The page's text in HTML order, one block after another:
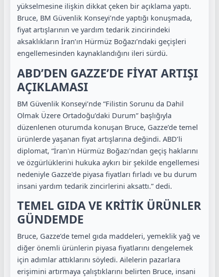
yükselmesine ilişkin dikkat çeken bir açıklama yaptı.
Bruce, BM Güvenlik Konseyi’nde yaptığı konuşmada,
fiyat artışlarının ve yardım tedarik zincirindeki
aksaklıkların İran’ın Hürmüz Boğazı’ndaki geçişleri
engellemesinden kaynaklandığını ileri sürdü.
ABD’DEN GAZZE’DE FİYAT ARTIŞI
AÇIKLAMASI
BM Güvenlik Konseyi’nde “Filistin Sorunu da Dahil
Olmak Üzere Ortadoğu’daki Durum” başlığıyla
düzenlenen oturumda konuşan Bruce, Gazze’de temel
ürünlerde yaşanan fiyat artışlarına değindi. ABD’li
diplomat, “İran'ın Hürmüz Boğazı'ndan geçiş haklarını
ve özgürlüklerini hukuka aykırı bir şekilde engellemesi
nedeniyle Gazze'de piyasa fiyatları fırladı ve bu durum
insani yardım tedarik zincirlerini aksattı.” dedi.
TEMEL GIDA VE KRİTİK ÜRÜNLER
GÜNDEMDE
Bruce, Gazze’de temel gıda maddeleri, yemeklik yağ ve
diğer önemli ürünlerin piyasa fiyatlarını dengelemek
için adımlar attıklarını söyledi. Ailelerin pazarlara
erişimini artırmaya çalıştıklarını belirten Bruce, insani